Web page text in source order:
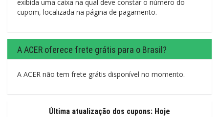
exibida uma caixa na qual deve constar o número do
cupom, localizada na página de pagamento.
A ACER oferece frete grátis para o Brasil?
A ACER não tem frete grátis disponível no momento.
Última atualização dos cupons: Hoje